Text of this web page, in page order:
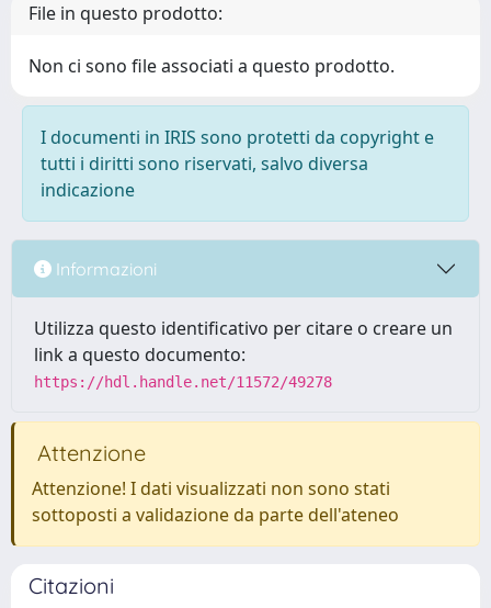
File in questo prodotto:
Non ci sono file associati a questo prodotto.
I documenti in IRIS sono protetti da copyright e
tutti i diritti sono riservati, salvo diversa
indicazione
Informazioni
Utilizza questo identificativo per citare o creare un
link a questo documento:
https://hdl.handle.net/11572/49278
Attenzione
Attenzione! I dati visualizzati non sono stati
sottoposti a validazione da parte dell'ateneo
Citazioni